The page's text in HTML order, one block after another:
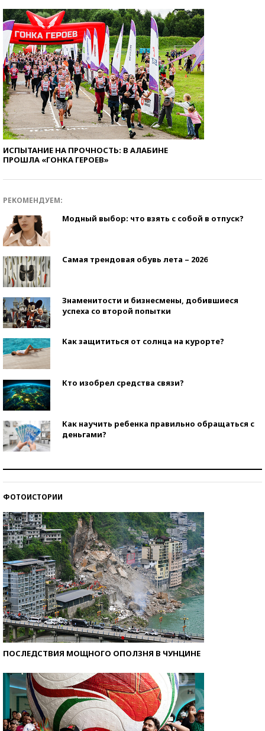
ИСПЫТАНИЕ НА ПРОЧНОСТЬ: В АЛАБИНЕ
ПРОШЛА «ГОНКА ГЕРОЕВ»
РЕКОМЕНДУЕМ:
Модный выбор: что взять с собой в отпуск?
Самая трендовая обувь лета – 2026
Знаменитости и бизнесмены, добившиеся
успеха со второй попытки
Как защититься от солнца на курорте?
Кто изобрел средства связи?
Как научить ребенка правильно обращаться с
деньгами?
ФОТОИСТОРИИ
ПОСЛЕДСТВИЯ МОЩНОГО ОПОЛЗНЯ В ЧУНЦИНЕ